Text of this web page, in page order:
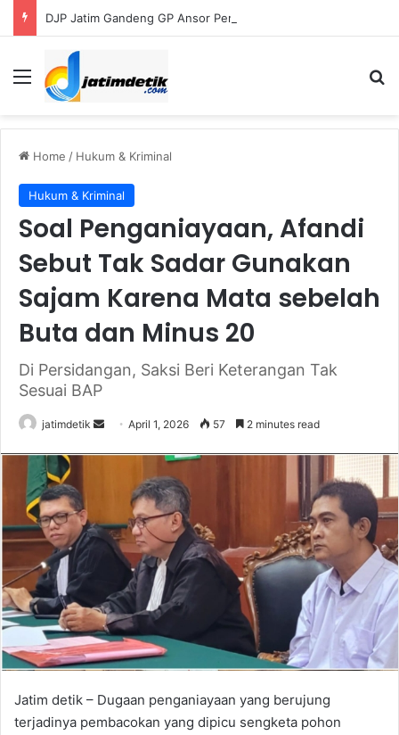
Menu
Home / Hukum & Kriminal
Hukum & Kriminal
Soal Penganiayaan, Afandi
Sebut Tak Sadar Gunakan
Sajam Karena Mata sebelah
Buta dan Minus 20
Di Persidangan, Saksi Beri Keterangan Tak
Sesuai BAP
jatimdetik
n
a
i
l
April 1, 2026 57 2 minutes read
Jatim detik – Dugaan penganiayaan yang berujung
terjadinya pembacokan yang dipicu sengketa pohon